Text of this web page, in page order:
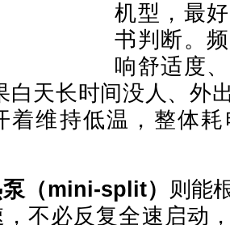
机型，最
书判断。
响舒适度
白天长时间没人、外
着维持低温，整体
（mini-split）
则能
不必反复全速启动